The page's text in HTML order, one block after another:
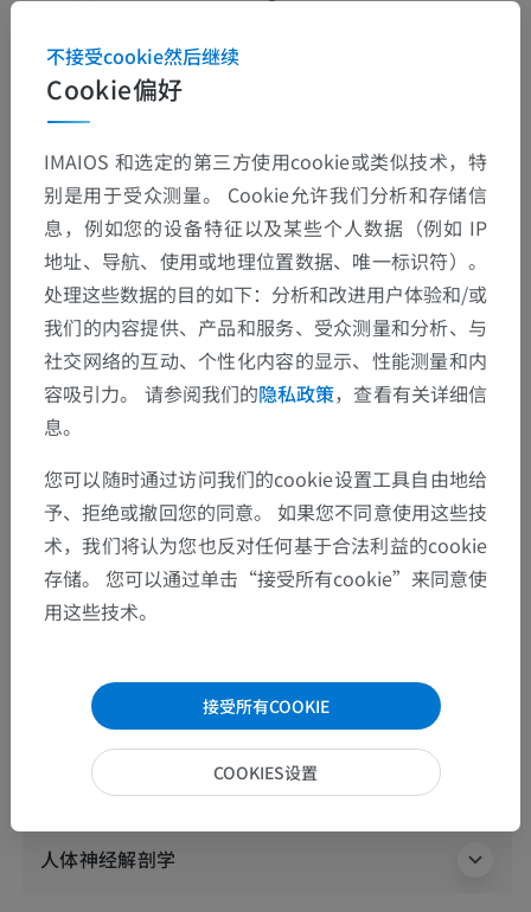
图片集
人体解剖学2
人体解剖学1
> [脊髓]中间带> 胸椎后核
底层结构： 这个解剖部位没有子结构
人体神经解剖学
Cookie偏好
不接受cookie然后继续
IMAIOS 和选定的第三方使用cookie或类似技术，特
别是用于受众测量。 Cookie允许我们分析和存储信
息，例如您的设备特征以及某些个人数据（例如 IP
地址、导航、使用或地理位置数据、唯一标识符）。
处理这些数据的目的如下：分析和改进用户体验和/或
我们的内容提供、产品和服务、受众测量和分析、与
社交网络的互动、个性化内容的显示、性能测量和内
容吸引力。 请参阅我们的隐私政策，查看有关详细信
息。
您可以随时通过访问我们的cookie设置工具自由地给
予、拒绝或撤回您的同意。 如果您不同意使用这些技
术，我们将认为您也反对任何基于合法利益的cookie
存储。 您可以通过单击“接受所有cookie”来同意使
用这些技术。
接受所有COOKIE
COOKIES设置